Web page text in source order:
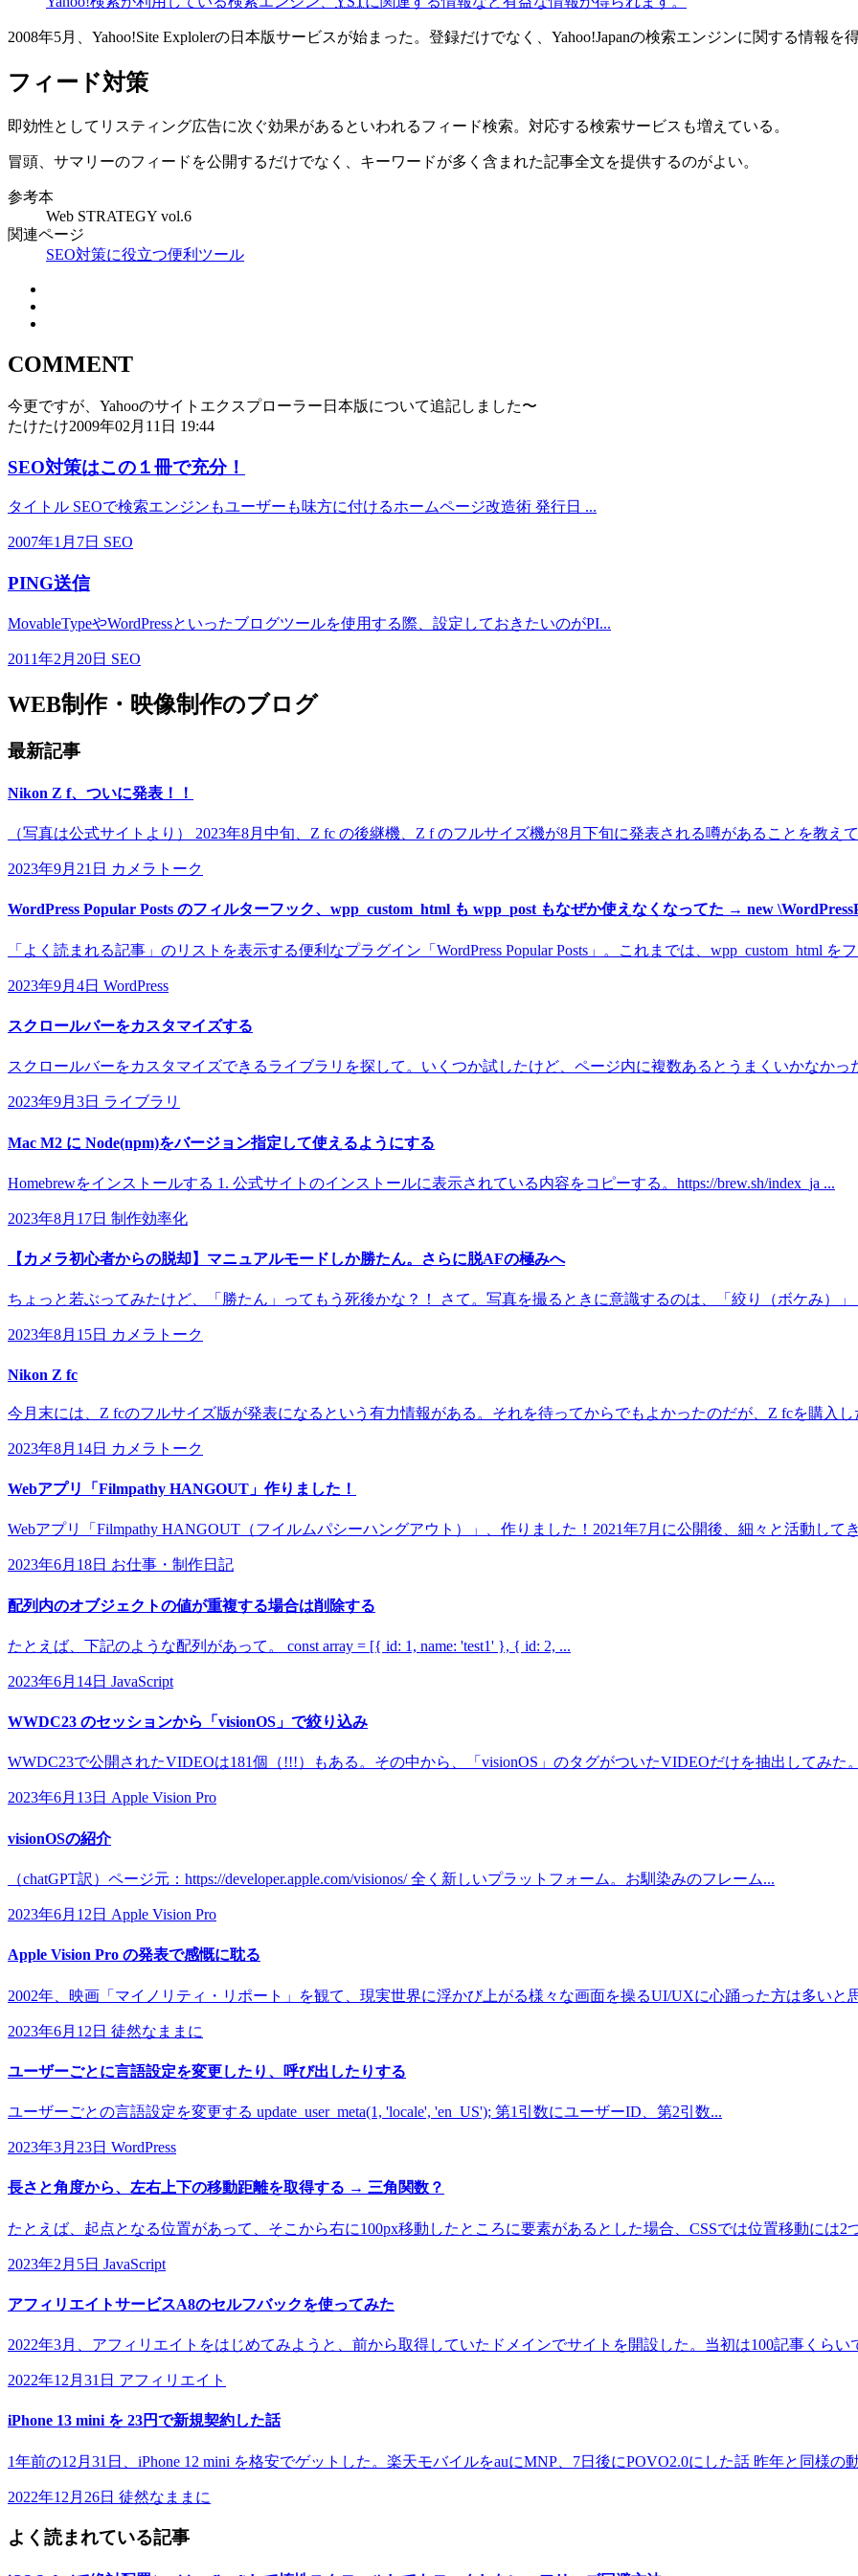
2008年5月、Yahoo!Site Explolerの日本版サービスが始まった。登録だけでなく、Yahoo!Japanの検索エンジンに関する情報を
フィード対策
即効性としてリスティング広告に次ぐ効果があるといわれるフィード検索。対応する検索サービスも増えている。
冒頭、サマリーのフィードを公開するだけでなく、キーワードが多く含まれた記事全文を提供するのがよい。
参考本
Web STRATEGY vol.6
関連ページ
SEO対策に役立つ便利ツール
COMMENT
今更ですが、Yahooのサイトエクスプローラー日本版について追記しました〜
たけたけ2009年02月11日 19:44
SEO対策はこの１冊で充分！
タイトル SEOで検索エンジンもユーザーも味方に付けるホームページ改造術 発行日 ...
2007年1月7日 SEO
PING送信
MovableTypeやWordPressといったブログツールを使用する際、設定しておきたいのがPI...
2011年2月20日 SEO
WEB制作・映像制作のブログ
最新記事
Nikon Z f、ついに発表！！
（写真は公式サイトより） 2023年8月中旬、Z fc の後継機、Z f のフルサイズ機が8月下旬に発表される噂があることを教え
2023年9月21日 カメラトーク
WordPress Popular Posts のフィルターフック、wpp_custom_html も wpp_post もなぜか使えなくなってた → new
「よく読まれる記事」のリストを表示する便利なプラグイン「WordPress Popular Posts」。これまでは、wpp_custom_html を
2023年9月4日 WordPress
スクロールバーをカスタマイズする
スクロールバーをカスタマイズできるライブラリを探して。いくつか試したけど、ページ内に複数あるとうまくいかなか
2023年9月3日 ライブラリ
Mac M2 に Node(npm)をバージョン指定して使えるようにする
Homebrewをインストールする 1. 公式サイトのインストールに表示されている内容をコピーする。https://brew.sh/index_ja ...
2023年8月17日 制作効率化
【カメラ初心者からの脱却】マニュアルモードしか勝たん。さらに脱AFの極みへ
ちょっと若ぶってみたけど、「勝たん」ってもう死後かな？！ さて。写真を撮るときに意識するのは、「絞り（ボケみ）
2023年8月15日 カメラトーク
Nikon Z fc
今月末には、Z fcのフルサイズ版が発表になるという有力情報がある。それを待ってからでもよかったのだが、Z fcを購入
2023年8月14日 カメラトーク
Webアプリ「Filmpathy HANGOUT」作りました！
Webアプリ「Filmpathy HANGOUT（フイルムパシーハングアウト）」、作りました！2021年7月に公開後、細々と活動して
2023年6月18日 お仕事・制作日記
配列内のオブジェクトの値が重複する場合は削除する
たとえば、下記のような配列があって。 const array = [{ id: 1, name: 'test1' }, { id: 2, ...
2023年6月14日 JavaScript
WWDC23 のセッションから「visionOS」で絞り込み
WWDC23で公開されたVIDEOは181個（!!!）もある。その中から、「visionOS」のタグがついたVIDEOだけを抽出してみた
2023年6月13日 Apple Vision Pro
visionOSの紹介
（chatGPT訳）ページ元：https://developer.apple.com/visionos/ 全く新しいプラットフォーム。お馴染みのフレーム...
2023年6月12日 Apple Vision Pro
Apple Vision Pro の発表で感慨に耽る
2002年、映画「マイノリティ・リポート」を観て、現実世界に浮かび上がる様々な画面を操るUI/UXに心踊った方は多いと
2023年6月12日 徒然なままに
ユーザーごとに言語設定を変更したり、呼び出したりする
ユーザーごとの言語設定を変更する update_user_meta(1, 'locale', 'en_US'); 第1引数にユーザーID、第2引数...
2023年3月23日 WordPress
長さと角度から、左右上下の移動距離を取得する → 三角関数？
たとえば、起点となる位置があって、そこから右に100px移動したところに要素があるとした場合、CSSでは位置移動には2
2023年2月5日 JavaScript
アフィリエイトサービスA8のセルフバックを使ってみた
2022年3月、アフィリエイトをはじめてみようと、前から取得していたドメインでサイトを開設した。当初は100記事くら
2022年12月31日 アフィリエイト
iPhone 13 mini を 23円で新規契約した話
1年前の12月31日、iPhone 12 mini を格安でゲットした。楽天モバイルをauにMNP、7日後にPOVO2.0にした話 昨年と同様の
2022年12月26日 徒然なままに
よく読まれている記事